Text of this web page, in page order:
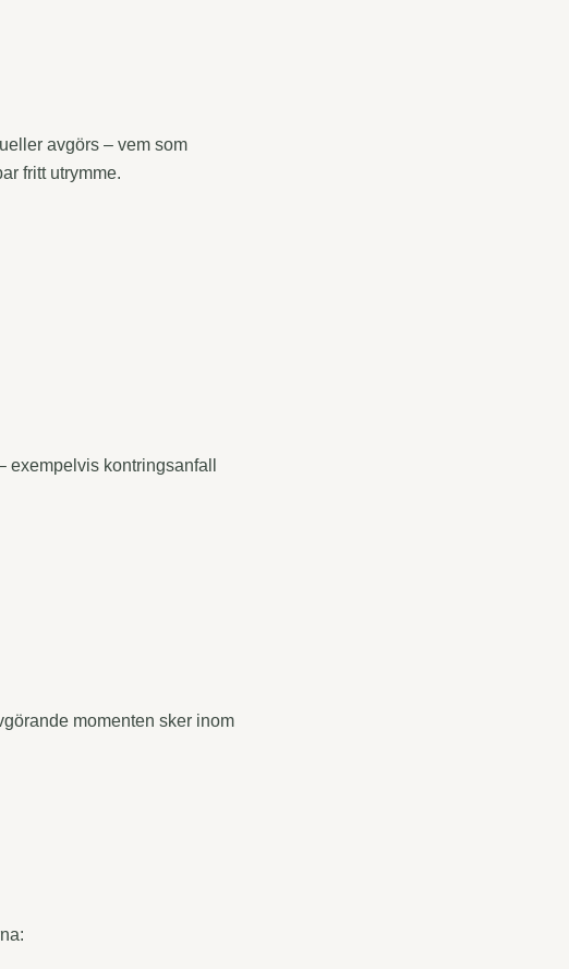
avgörs – vem som
fritt utrymme.
kontringsanfall
momenten sker inom